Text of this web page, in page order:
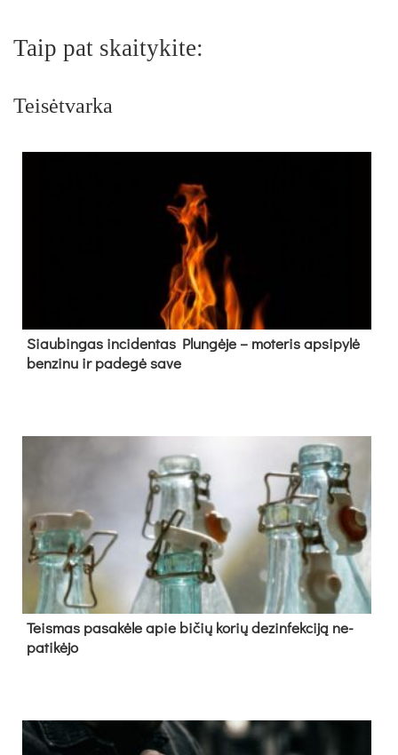
Taip pat skaitykite:
Teisėtvarka
Siau­bin­gas in­ci­den­tas Plun­gė­je – mo­te­ris ap­si­py­lė
ben­zi­nu ir pa­de­gė sa­ve
Teis­mas pa­sa­kė­le apie bi­čių ko­rių de­zin­fek­ci­ją ne­
pa­ti­kė­jo